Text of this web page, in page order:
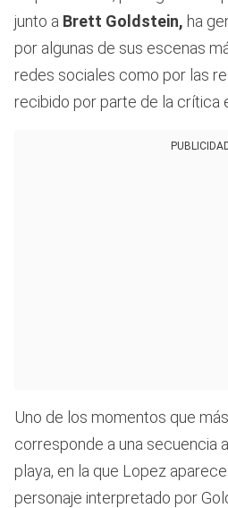
junto a Brett Goldstein, ha
por algunas de sus escenas
redes sociales como por las
recibido por parte de la crítica
Uno de los momentos que
corresponde a una secuencia
playa, en la que Lopez
personaje interpretado por